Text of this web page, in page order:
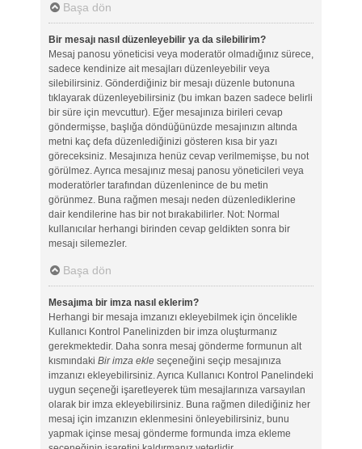
Başa dön
Bir mesajı nasıl düzenleyebilir ya da silebilirim?
Mesaj panosu yöneticisi veya moderatör olmadığınız sürece,
sadece kendinize ait mesajları düzenleyebilir veya
silebilirsiniz. Gönderdiğiniz bir mesajı düzenle butonuna
tıklayarak düzenleyebilirsiniz (bu imkan bazen sadece belirli
bir süre için mevcuttur). Eğer mesajınıza birileri cevap
göndermişse, başlığa döndüğünüzde mesajınızın altında
metni kaç defa düzenlediğinizi gösteren kısa bir yazı
göreceksiniz. Mesajınıza henüz cevap verilmemişse, bu not
görülmez. Ayrıca mesajınız mesaj panosu yöneticileri veya
moderatörler tarafından düzenlenince de bu metin
görünmez. Buna rağmen mesajı neden düzenlediklerine
dair kendilerine has bir not bırakabilirler. Not: Normal
kullanıcılar herhangi birinden cevap geldikten sonra bir
mesajı silemezler.
Başa dön
Mesajıma bir imza nasıl eklerim?
Herhangi bir mesaja imzanızı ekleyebilmek için öncelikle
Kullanıcı Kontrol Panelinizden bir imza oluşturmanız
gerekmektedir. Daha sonra mesaj gönderme formunun alt
kısmındaki Bir imza ekleseçeneğini seçip mesajınıza
imzanızı ekleyebilirsiniz. Ayrıca Kullanıcı Kontrol Panelindeki
uygun seçeneği işaretleyerek tüm mesajlarınıza varsayılan
olarak bir imza ekleyebilirsiniz. Buna rağmen dilediğiniz her
mesaj için imzanızın eklenmesini önleyebilirsiniz, bunu
yapmak içinse mesaj gönderme formunda imza ekleme